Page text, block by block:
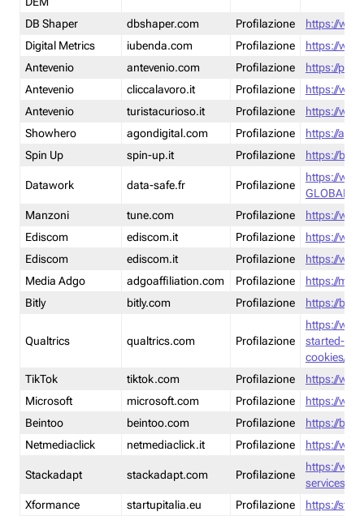
DB Shaper
dbshaper.com Profilazione
https://
Digital Metrics
iubenda.com Profilazione
https://
Antevenio
antevenio.com Profilazione
https://
Antevenio
cliccalavoro.it Profilazione
https://
Antevenio
turistacurioso.it Profilazione
https://
Showhero
agondigital.com Profilazione
https://
Spin Up
spin-up.it Profilazione https://
Datawork data-safe.fr Profilazione
https://
GLOBAL-
Manzoni
tune.com Profilazione
https://
Ediscom
ediscom.it Profilazione
https://
Ediscom
ediscom.it Profilazione
https://
Media Adgo
adgoaffiliation.com Profilazione
https://
Bitly
bitly.com Profilazione https://
Qualtrics qualtrics.com Profilazione
https://
started-
cookies/
TikTok
tiktok.com Profilazione
https://
Microsoft
microsoft.com Profilazione
https://
Beintoo
beintoo.com Profilazione
https://
Netmediaclick
netmediaclick.it Profilazione https://
Stackadapt stackadapt.com Profilazione
https://
services-
Xformance
startupitalia.eu Profilazione https://